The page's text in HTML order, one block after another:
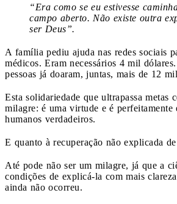
“Era como se eu estivesse
campo aberto. Não existe outra
ser Deus”.
A família pediu ajuda nas redes sociais
médicos. Eram necessários 4 mil
pessoas já doaram, juntas, mais de 12
Esta solidariedade que ultrapassa metas
milagre: é uma virtude e é perfeitamente
humanos verdadeiros.
E quanto à recuperação não explicada
Até pode não ser um milagre, já que a
condições de explicá-la com mais
ainda não ocorreu.